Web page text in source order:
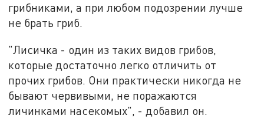
грибниками, а при любом подозрении лучше
не брать гриб.
"Лисичка - один из таких видов грибов,
которые достаточно легко отличить от
прочих грибов. Они практически никогда не
бывают червивыми, не поражаются
личинками насекомых", - добавил он.